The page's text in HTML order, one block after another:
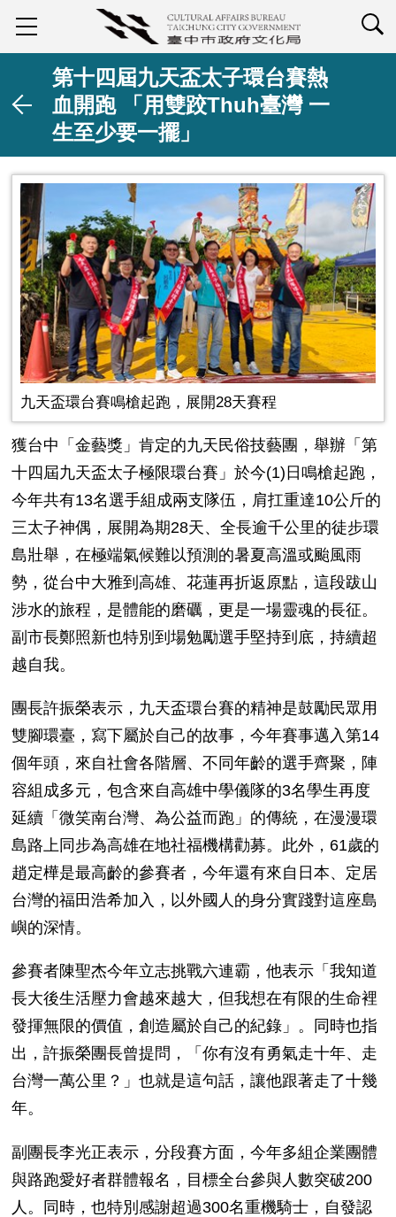
第十四屆九天盃太子環台賽熱
血開跑 「用雙跤Thuh臺灣 一
生至少要一擺」
九天盃環台賽鳴槍起跑，展開28天賽程
獲台中「金藝獎」肯定的九天民俗技藝團，舉辦「第
十四屆九天盃太子極限環台賽」於今(1)日鳴槍起跑，
今年共有13名選手組成兩支隊伍，肩扛重達10公斤的
三太子神偶，展開為期28天、全長逾千公里的徒步環
島壯舉，在極端氣候難以預測的暑夏高溫或颱風雨
勢，從台中大雅到高雄、花蓮再折返原點，這段跋山
涉水的旅程，是體能的磨礪，更是一場靈魂的長征。
副市長鄭照新也特別到場勉勵選手堅持到底，持續超
越自我。
團長許振榮表示，九天盃環台賽的精神是鼓勵民眾用
雙腳環臺，寫下屬於自己的故事，今年賽事邁入第14
個年頭，來自社會各階層、不同年齡的選手齊聚，陣
容組成多元，包含來自高雄中學儀隊的3名學生再度
延續「微笑南台灣、為公益而跑」的傳統，在漫漫環
島路上同步為高雄在地社福機構勸募。此外， 61歲的
趙定樺是最高齡的參賽者，今年還有來自日本、定居
台灣的福田浩希加入，以外國人的身分實踐對這座島
嶼的深情。
參賽者陳聖杰今年立志挑戰六連霸，他表示「我知道
長大後生活壓力會越來越大，但我想在有限的生命裡
發揮無限的價值，創造屬於自己的紀錄」。同時也指
出，許振榮團長曾提問，「你有沒有勇氣走十年、走
台灣一萬公里？」也就是這句話，讓他跟著走了十幾
年。
副團長李光正表示，分段賽方面，今年多組企業團體
與路跑愛好者群體報名，目標全台參與人數突破200
人。同時，也特別感謝超過300名重機騎士，自發認